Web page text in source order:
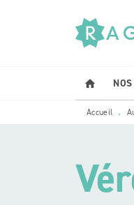
MENU
home
Accueil •